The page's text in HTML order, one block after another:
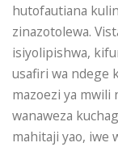
hutofautiana
zinazotolewa.
isiyolipishwa,
usafiri wa ndege
mazoezi ya mwili
wanaweza
mahitaji yao, iwe